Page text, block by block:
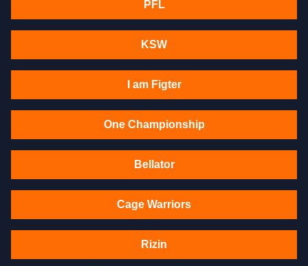
PFL
KSW
I am Figter
One Championship
Bellator
Cage Warriors
Rizin